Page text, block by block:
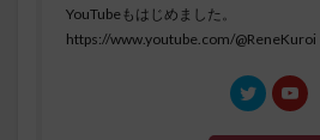
YouTubeもはじめました。
https://www.youtube.com/@ReneKuroi